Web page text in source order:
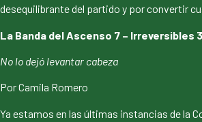
desequilibrante del partido y por convertir
La Banda del Ascenso 7 – Irreversibles 3
No lo dejó levantar cabeza
Por Camila Romero
Ya estamos en las últimas instancias de la